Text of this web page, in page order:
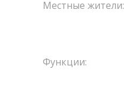
Местные жители:
Функции: